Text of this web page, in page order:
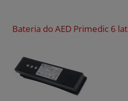
Bateria do AED Primedic 6 lat